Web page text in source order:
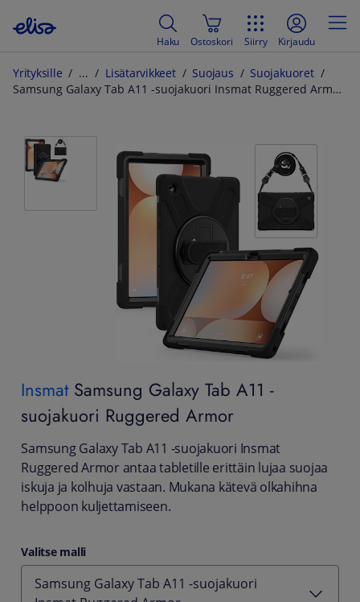
Haku Ostoskori Siirry Kirjaudu
Yrityksille Lisätarvikkeet Suojaus
Suojakuoret
Samsung Galaxy Tab A11 -suojakuori Insmat Ruggered Armor
Insmat Samsung Galaxy Tab A11 -
suojakuori Ruggered Armor
Samsung Galaxy Tab A11 -suojakuori Insmat
Ruggered Armor antaa tabletille erittäin lujaa suojaa
iskuja ja kolhuja vastaan. Mukana kätevä olkahihna
helppoon kuljettamiseen.
Valitse malli
Samsung Galaxy Tab A11 -suojakuori